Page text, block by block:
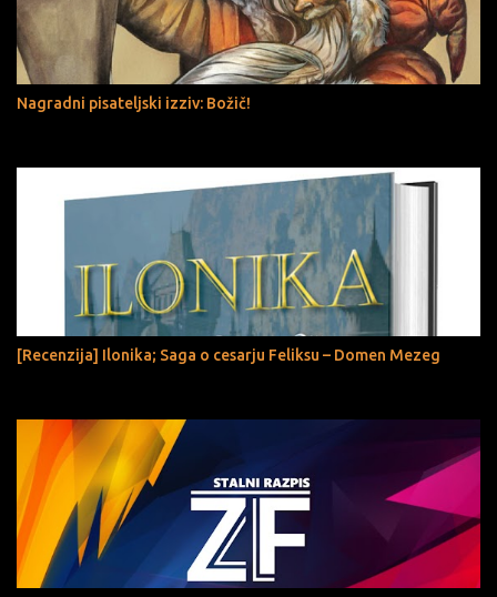
Nagradni pisateljski izziv: Božič!
[Recenzija] Ilonika; Saga o cesarju Feliksu – Domen Mezeg